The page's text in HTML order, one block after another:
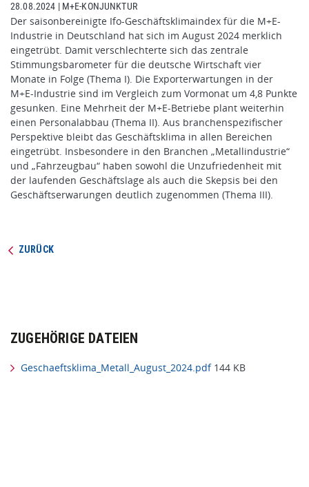
28.08.2024 | M+E-KONJUNKTUR
Der saisonbereinigte Ifo-Geschäftsklimaindex für die M+E-
Industrie in Deutschland hat sich im August 2024 merklich
eingetrübt. Damit verschlechterte sich das zentrale
Stimmungsbarometer für die deutsche Wirtschaft vier
Monate in Folge (Thema I). Die Exporterwartungen in der
M+E-Industrie sind im Vergleich zum Vormonat um 4,8 Punkte
gesunken. Eine Mehrheit der M+E-Betriebe plant weiterhin
einen Personalabbau (Thema II). Aus branchenspezifischer
Perspektive bleibt das Geschäftsklima in allen Bereichen
eingetrübt. Insbesondere in den Branchen „Metallindustrie“
und „Fahrzeugbau“ haben sowohl die Unzufriedenheit mit
der laufenden Geschäftslage als auch die Skepsis bei den
Geschäftserwarungen deutlich zugenommen (Thema III).
ZURÜCK
ZUGEHÖRIGE DATEIEN
Geschaeftsklima_Metall_August_2024.pdf144 KB